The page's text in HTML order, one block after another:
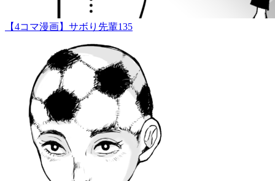
【4コマ漫画】サボり先輩135